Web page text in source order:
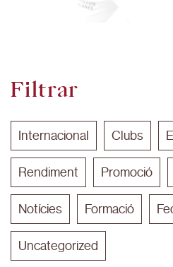
Filtrar
Internacional Clubs
Rendiment Promoció
Notícies Formació
Uncategorized